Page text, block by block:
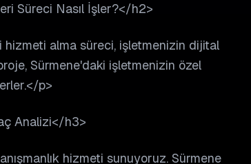
Süreci Nasıl İşler?</h2>
hizmeti alma süreci, işletmenizin dijital
Sürmene'daki işletmenizin özel
p>
Analizi</h3>
hizmeti sunuyoruz. Sürmene